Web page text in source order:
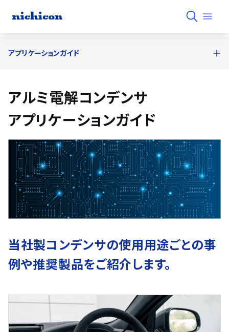
アルミ電解コンデンサ
アプリケーションガイド
当社製コンデンサの使用用途ごとの事
例や推奨製品をご紹介します。
アプリケーションガイド